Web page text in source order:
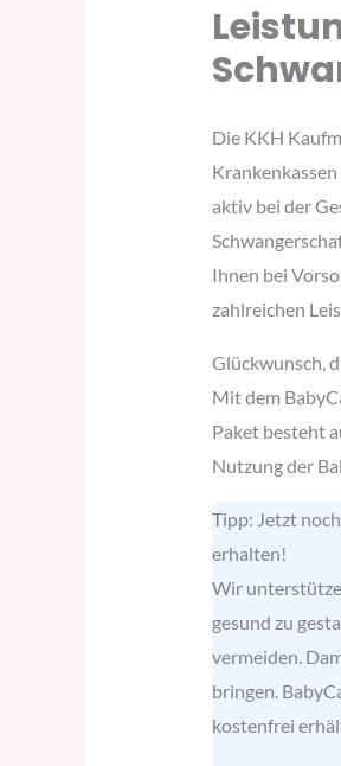
Die KKH
aktiv bei der
Ihnen bei
zahlreichen
Glückwunsch,
Mit dem
Paket besteht
Nutzung der
Tipp: Jetzt
erhalten!
Wir
gesund zu
vermeiden.
bringen.
kostenfrei